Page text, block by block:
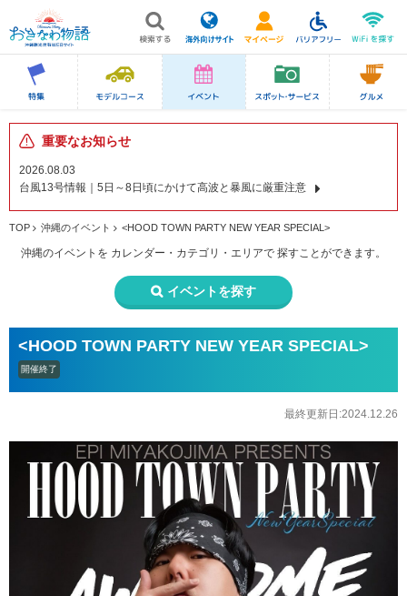
重要なお知らせ
2026.08.03
台風13号情報｜5日～8日頃にかけて高波と暴風に厳重注意
TOP 沖縄のイベント <HOOD TOWN PARTY NEW YEAR SPECIAL>
沖縄のイベントを カレンダー・カテゴリ・エリアで 探すことができます。
イベントを探す
<HOOD TOWN PARTY NEW YEAR SPECIAL>
開催終了
最終更新日:2024.12.26